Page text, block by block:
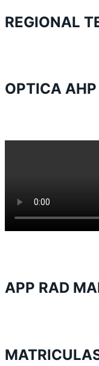
REGIONAL
OPTICA AHP
APP RAD